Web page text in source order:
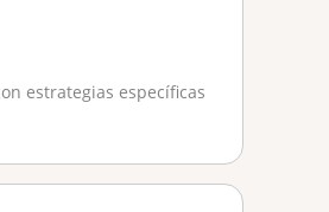
estrategias específicas